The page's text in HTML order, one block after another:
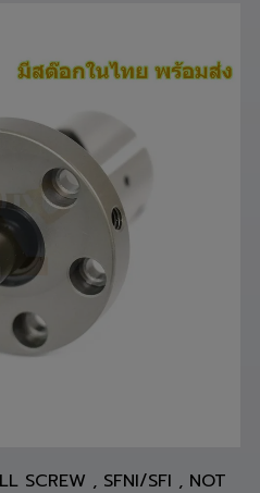
SCREW , SFNI/SFI , NOT